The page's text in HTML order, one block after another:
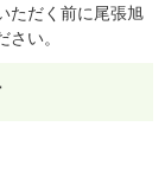
ただく前に尾張旭
い。